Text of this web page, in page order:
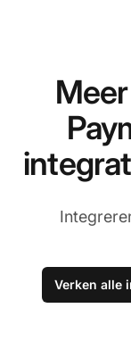
Verken alle